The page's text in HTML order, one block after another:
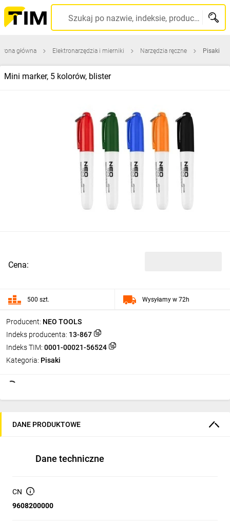
Szukaj po nazwie, indeksie, producencie, kodzie kreskowym...
główna Elektronarzędzia i mierniki Narzędzia ręczne Pisaki
Mini marker, 5 kolorów, blister
Producent: NEO TOOLS
Indeks producenta: 13-867
Indeks TIM: 0001-00021-56524
Kategoria: Pisaki
Cena:
500 szt. Wysyłamy w 72h
DANE PRODUKTOWE
Dane techniczne
CN
9608200000